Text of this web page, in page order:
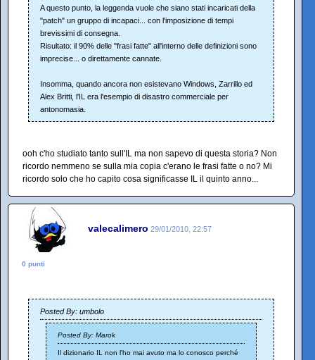
A questo punto, la leggenda vuole che siano stati incaricati della
"patch" un gruppo di incapaci... con l'imposizione di tempi
brevissimi di consegna.
Risultato: il 90% delle "frasi fatte" all'interno delle definizioni sono
imprecise... o direttamente cannate.
Insomma, quando ancora non esistevano Windows, Zarrillo ed
Alex Britti, l'IL era l'esempio di disastro commerciale per
antonomasia.
ooh c'ho studiato tanto sull'IL ma non sapevo di questa storia? Non
ricordo nemmeno se sulla mia copia c'erano le frasi fatte o no? Mi
ricordo solo che ho capito cosa significasse IL il quinto anno...
valecalimero 29/01/2010, 22:57
0 punti
Posted By: umbolo
Posted By: Marok
Il dizionario IL non l'ho mai avuto ma lo conosco perché